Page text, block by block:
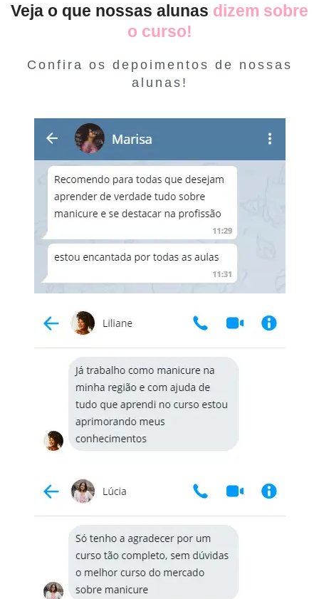
Veja o que nossas alunas dizem sobre
o curso!
Confira os depoimentos de nossas
alunas!